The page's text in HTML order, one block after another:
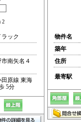
2
ック
南矢名４
原線 東海
5分
物件名
築年
住所
最寄駅